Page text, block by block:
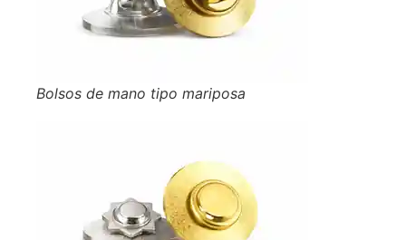
Bolsos de mano tipo mariposa